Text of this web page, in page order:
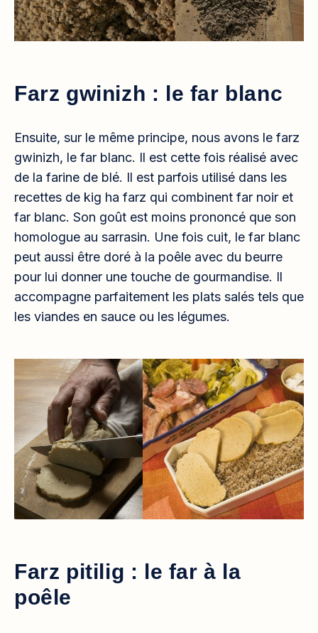
Farz gwinizh : le far blanc
Ensuite, sur le même principe, nous avons le farz
gwinizh, le far blanc. Il est cette fois réalisé avec
de la farine de blé. Il est parfois utilisé dans les
recettes de kig ha farz qui combinent far noir et
far blanc. Son goût est moins prononcé que son
homologue au sarrasin. Une fois cuit, le far blanc
peut aussi être doré à la poêle avec du beurre
pour lui donner une touche de gourmandise. Il
accompagne parfaitement les plats salés tels que
les viandes en sauce ou les légumes.
Farz pitilig : le far à la
poêle